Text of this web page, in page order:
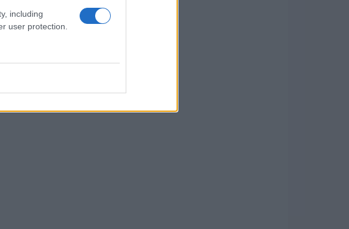
including
user protection.